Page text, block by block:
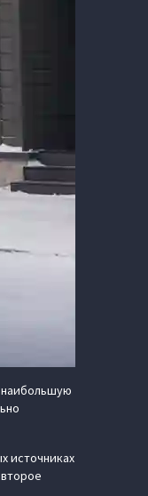
наибольшую
источниках